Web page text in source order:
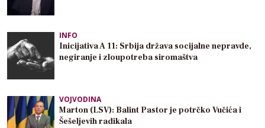
INFO
Inicijativa A 11: Srbija država socijalne nepravde,
negiranje i zloupotreba siromaštva
VOJVODINA
Marton (LSV): Balint Pastor je potrčko Vučića i
Šešeljevih radikala